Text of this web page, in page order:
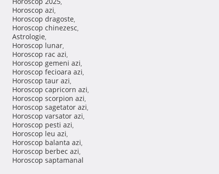
,
Horoscop azi,
Horoscop dragoste,
Horoscop chinezesc,
Astrologie,
Horoscop lunar,
Horoscop rac azi,
Horoscop gemeni azi,
Horoscop fecioara azi,
Horoscop taur azi,
Horoscop capricorn azi,
Horoscop scorpion azi,
Horoscop sagetator azi,
Horoscop varsator azi,
Horoscop pesti azi,
Horoscop leu azi,
Horoscop balanta azi,
Horoscop berbec azi,
Horoscop saptamanal